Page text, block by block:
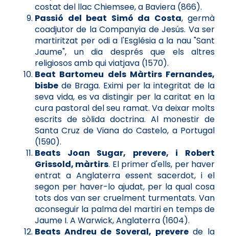
costat del llac Chiemsee, a Baviera (866).
Passió del beat Simó da Costa, germà
coadjutor de la Companyia de Jesús. Va ser
martiritzat per odi a l'Església a la nau "Sant
Jaume", un dia després que els altres
religiosos amb qui viatjava (1570).
Beat Bartomeu dels Màrtirs Fernandes,
bisbe de Braga. Eximi per la integritat de la
seva vida, es va distingir per la caritat en la
cura pastoral del seu ramat. Va deixar molts
escrits de sòlida doctrina. Al monestir de
Santa Cruz de Viana do Castelo, a Portugal
(1590).
Beats Joan Sugar, prevere, i Robert
Grissold, màrtirs. El primer d'ells, per haver
entrat a Anglaterra essent sacerdot, i el
segon per haver-lo ajudat, per la qual cosa
tots dos van ser cruelment turmentats. Van
aconseguir la palma del martiri en temps de
Jaume I. A Warwick, Anglaterra (1604).
Beats Andreu de Soveral, preverede la